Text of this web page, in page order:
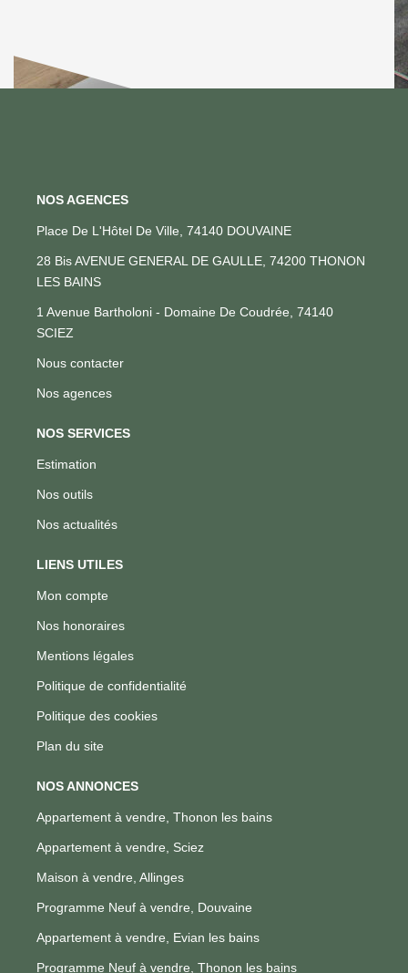
NOS AGENCES
Place De L'Hôtel De Ville, 74140 DOUVAINE
28 Bis AVENUE GENERAL DE GAULLE, 74200 THONON
LES BAINS
1 Avenue Bartholoni - Domaine De Coudrée, 74140
SCIEZ
Nous contacter
Nos agences
NOS SERVICES
Estimation
Nos outils
Nos actualités
LIENS UTILES
Mon compte
Nos honoraires
Mentions légales
Politique de confidentialité
Politique des cookies
Plan du site
NOS ANNONCES
Appartement à vendre, Thonon les bains
Appartement à vendre, Sciez
Maison à vendre, Allinges
Programme Neuf à vendre, Douvaine
Appartement à vendre, Evian les bains
Programme Neuf à vendre, Thonon les bains